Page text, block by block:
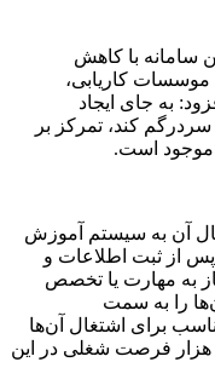
سامانه با کاهش
کاریابی،
به جای ایجاد
کند، تمرکز بر
موجود است.
آن به سیستم آموزش
از ثبت اطلاعات و
به مهارت یا تخصص
را به سمت
برای اشتغال آن‌ها
فراهم شود. در سال گذشته، بیش از ۶۰۰ هزار فرصت شغلی در این